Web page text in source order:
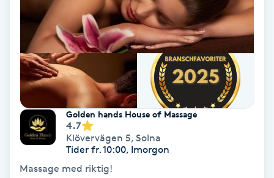
Fransborttagning
Fransfärgning
Fransförlängning
Fransförlängning Megavolym
Fransförlängning Volym
Golden hands House of Massage
4.7
Klövervägen 5, Solna
Tider fr. 10:00, Imorgon
Massage med riktig!